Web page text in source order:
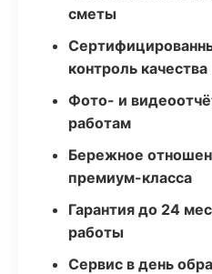
сметы
контроль качества
Фото- и
работам
Бережное
премиум-класса
Гарантия до 24
работы
Сервис в день